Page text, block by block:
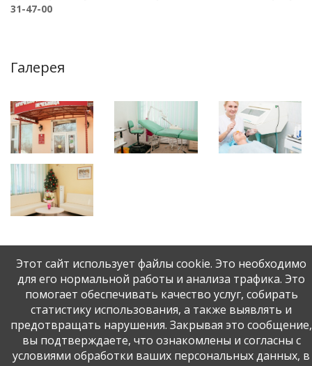
31-47-00
Галерея
© АУЗОО Врачебно-косметологическая лечебница, 2026.
Разработка и поддержка:ООО «СибСР» .
Этот сайт использует файлы cookie. Это необходимо
для его нормальной работы и анализа трафика. Это
помогает обеспечивать качество услуг, собирать
статистику использования, а также выявлять и
предотвращать нарушения. Закрывая это сообщение,
вы подтверждаете, что ознакомлены и согласны с
условиями обработки ваших персональных данных, в